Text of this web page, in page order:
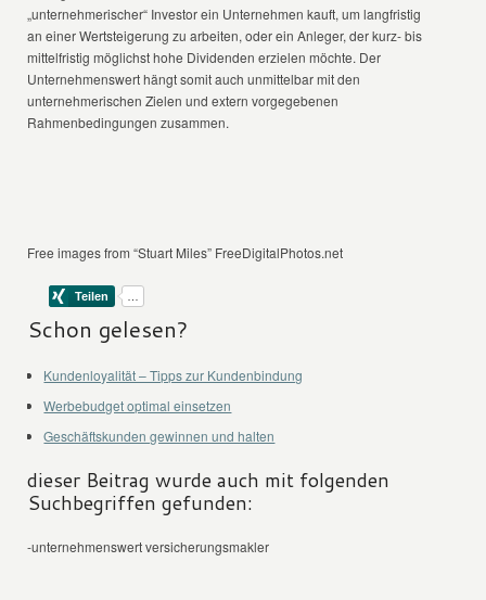
„unternehmerischer“ Investor ein Unternehmen kauft, um langfristig
an einer Wertsteigerung zu arbeiten, oder ein Anleger, der kurz- bis
mittelfristig möglichst hohe Dividenden erzielen möchte. Der
Unternehmenswert hängt somit auch unmittelbar mit den
unternehmerischen Zielen und extern vorgegebenen
Rahmenbedingungen zusammen.
Free images from “Stuart Miles” FreeDigitalPhotos.net
Schon gelesen?
Kundenloyalität – Tipps zur Kundenbindung
Werbebudget optimal einsetzen
Geschäftskunden gewinnen und halten
dieser Beitrag wurde auch mit folgenden
Suchbegriffen gefunden:
-unternehmenswert versicherungsmakler